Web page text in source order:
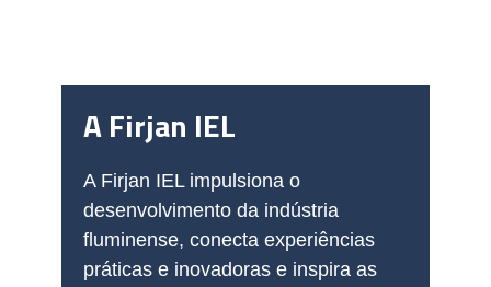
A Firjan IEL
A Firjan IEL impulsiona o
desenvolvimento da indústria
fluminense, conecta experiências
práticas e inovadoras e inspira as